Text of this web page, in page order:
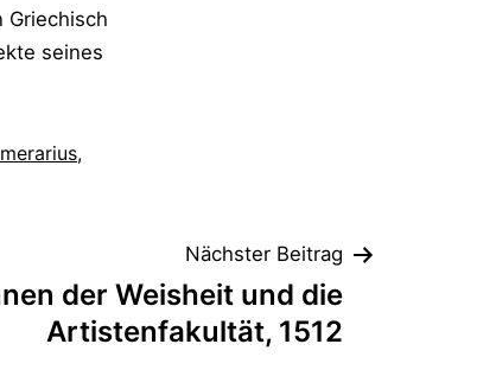
Griechisch
seines
,
Nächster Beitrag
der Weisheit und die
Artistenfakultät, 1512